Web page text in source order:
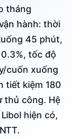
tháng
hành: thời
45 phút,
tốc độ
cuốn xuống
tiết kiệm 180
thủ công. Hệ
hiện có,